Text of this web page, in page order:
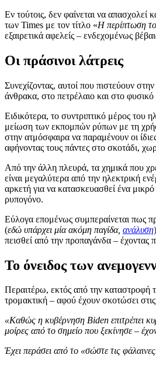
Εν τούτοις, δεν φαίνεται να απασχολεί
των Times με τον τίτλο «Η περίπτωση
εξαιρετικά αφελείς – ενδεχομένως
Οι πράσινοι λάτρεις
Συνεχίζοντας, αυτοί που πιστεύουν
άνθρακα, στο πετρέλαιο και στο
Ειδικότερα, το συντριπτικό μέρος του
μείωση των εκπομπών ρύπων με τη
στην ατμόσφαιρα να παραμένουν οι
αφήνοντας τους πάντες στο σκοτάδι,
Από την άλλη πλευρά, τα χημικά που
είναι μεγαλύτερα από την ηλεκτρική
αρκετή για να κατασκευασθεί ένα μικρό
ρυπογόνο.
Εύλογα επομένως συμπεραίνεται πως
(εδώ υπάρχει μία ακόμη παγίδα, ανάλυση
πεισθεί από την προπαγάνδα – έχοντας
Το όνειδος των
Περαιτέρω, εκτός από την καταστροφή
τρομακτική – αφού έχουν σκοτώσει
«Καθώς η κυβέρνηση Biden επιτρέπει
μοίρες από το σημείο που ξεκίνησε –
Έχει περάσει από το «σώστε τις